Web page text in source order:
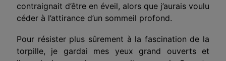
contraignait d’être en éveil, alors que j’aurais voulu
céder à l’attirance d’un sommeil profond.
Pour résister plus sûrement à la fascination de la
torpille, je gardai mes yeux grand ouverts et